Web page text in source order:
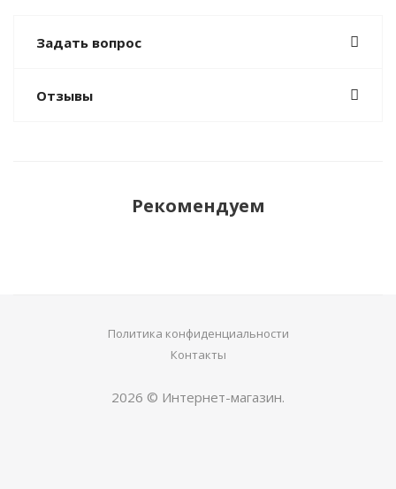
Задать вопрос
Отзывы
Рекомендуем
Политика конфиденциальности
Контакты
2026 © Интернет-магазин.